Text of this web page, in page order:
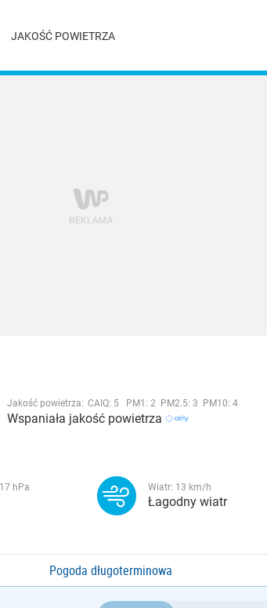
JAKOŚĆ POWIETRZA
Jakość powietrza: CAIQ: 5 PM1: 2 PM2.5: 3 PM10: 4
Wspaniała jakość powietrza
hPa Wiatr: 13 km/h
Łagodny wiatr
Pogoda długoterminowa